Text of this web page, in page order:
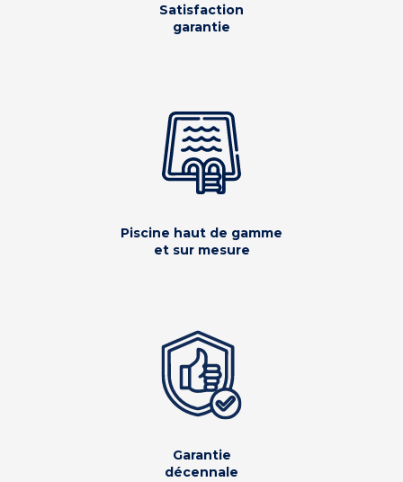
Satisfaction
garantie
Piscine haut de gamme
et sur mesure
Garantie
décennale